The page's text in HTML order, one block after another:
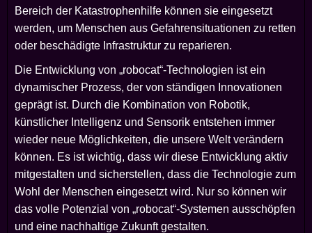
Bereich der Katastrophenhilfe können sie eingesetzt
werden, um Menschen aus Gefahrensituationen zu retten
oder beschädigte Infrastruktur zu reparieren.
Die Entwicklung von „robocat“-Technologien ist ein
dynamischer Prozess, der von ständigen Innovationen
geprägt ist. Durch die Kombination von Robotik,
künstlicher Intelligenz und Sensorik entstehen immer
wieder neue Möglichkeiten, die unsere Welt verändern
können. Es ist wichtig, dass wir diese Entwicklung aktiv
mitgestalten und sicherstellen, dass die Technologie zum
Wohl der Menschen eingesetzt wird. Nur so können wir
das volle Potenzial von „robocat“-Systemen ausschöpfen
und eine nachhaltige Zukunft gestalten.